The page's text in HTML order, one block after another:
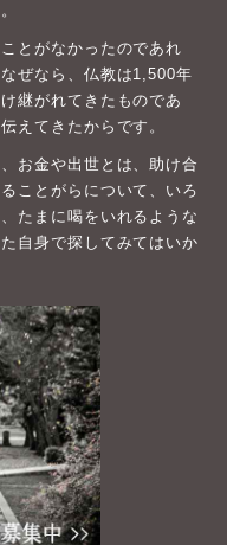
とがなかったのであれ
ぜなら、仏教は1,500年
継がれてきたものであ
えてきたからです。
お金や出世とは、助け合
ことがらについて、いろ
たまに喝をいれるような
自身で探してみてはいか